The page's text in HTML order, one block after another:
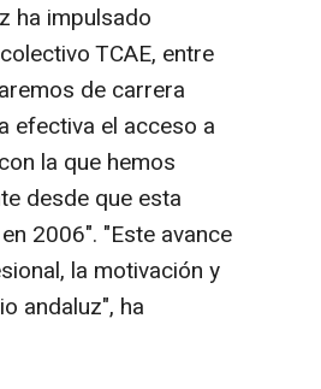
ha impulsado
TCAE, entre
de carrera
efectiva el acceso a
la que hemos
desde que esta
2006". "Este avance
la motivación y
andaluz", ha